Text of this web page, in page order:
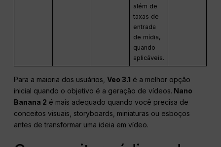
além de
taxas de
entrada
de mídia,
quando
aplicáveis.
Para a maioria dos usuários,Veo 3.1 é a melhor opção
inicial quando o objetivo é a geração de vídeos. Nano
Banana 2 é mais adequado quando você precisa de
conceitos visuais, storyboards, miniaturas ou esboços
antes de transformar uma ideia em vídeo.